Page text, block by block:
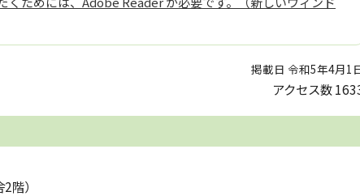
掲載日 令和5年4月1
アクセス数
階）